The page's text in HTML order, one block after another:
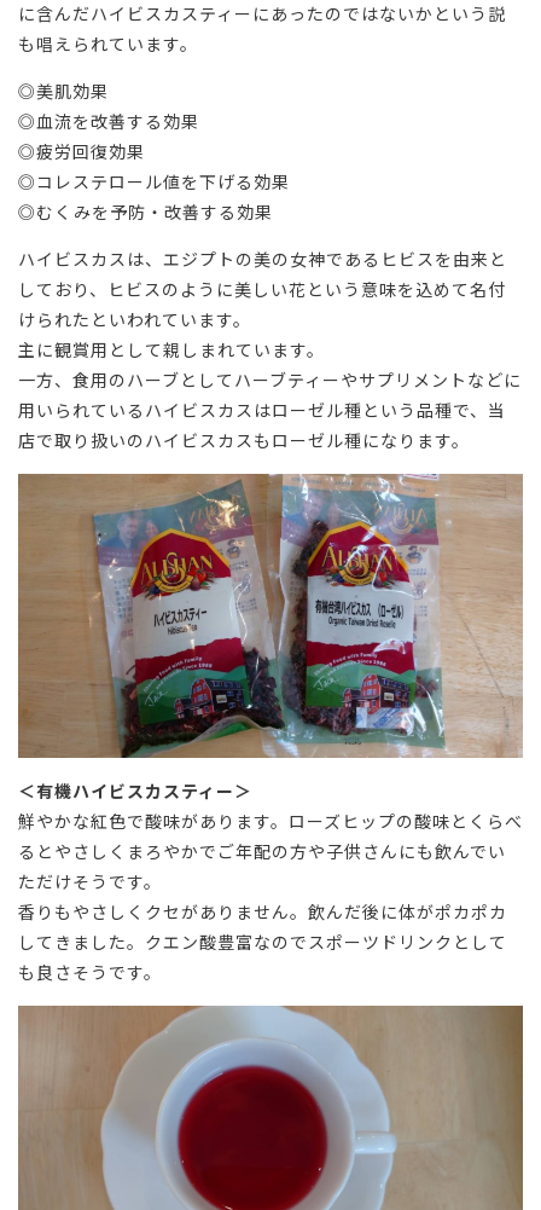
に含んだハイビスカスティーにあったのではないかという説
も唱えられています。
◎美肌効果
◎血流を改善する効果
◎疲労回復効果
◎コレステロール値を下げる効果
◎むくみを予防・改善する効果
ハイビスカスは、エジプトの美の女神であるヒビスを由来と
しており、ヒビスのように美しい花という意味を込めて名付
けられたといわれています。
主に観賞用として親しまれています。
一方、食用のハーブとしてハーブティーやサプリメントなどに
用いられているハイビスカスはローゼル種という品種で、当
店で取り扱いのハイビスカスもローゼル種になります。
＜有機ハイビスカスティー＞
鮮やかな紅色で酸味があります。ローズヒップの酸味とくらべ
るとやさしくまろやかでご年配の方や子供さんにも飲んでい
ただけそうです。
香りもやさしくクセがありません。飲んだ後に体がポカポカ
してきました。クエン酸豊富なのでスポーツドリンクとして
も良さそうです。